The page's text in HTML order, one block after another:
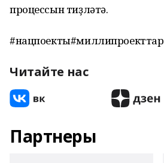
процессын тиҙләтә.
#нацпоекты#миллипроекттар
Читайте нас
Партнеры